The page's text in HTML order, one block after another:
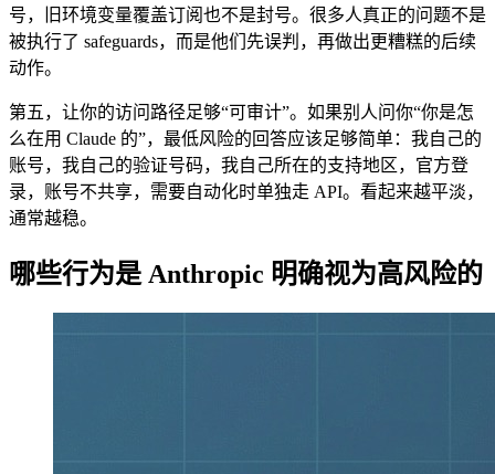
号，旧环境变量覆盖订阅也不是封号。很多人真正的问题不是
被执行了 safeguards，而是他们先误判，再做出更糟糕的后续
动作。
第五，让你的访问路径足够“可审计”。如果别人问你“你是怎
么在用 Claude 的”，最低风险的回答应该足够简单：我自己的
账号，我自己的验证号码，我自己所在的支持地区，官方登
录，账号不共享，需要自动化时单独走 API。看起来越平淡，
通常越稳。
哪些行为是 Anthropic 明确视为高风险的